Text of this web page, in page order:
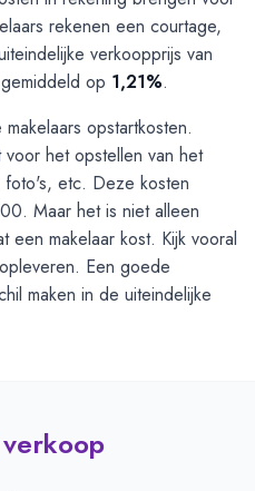
rekenen een courtage,
verkoopprijs van
op 1,21%.
opstartkosten.
het opstellen van het
foto's, etc. Deze kosten
Maar het is niet alleen
een makelaar kost. Kijk vooral
Een goede
maken in de uiteindelijke